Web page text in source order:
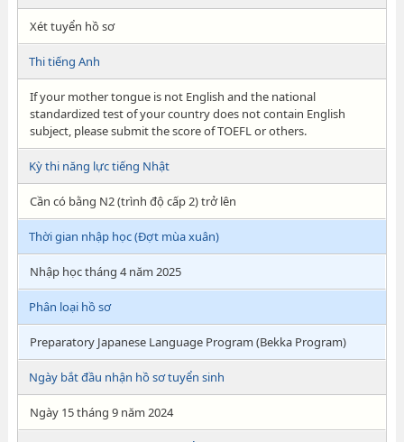
Xét tuyển hồ sơ
Thi tiếng Anh
If your mother tongue is not English and the national
standardized test of your country does not contain English
subject, please submit the score of TOEFL or others.
Kỳ thi năng lực tiếng Nhật
Cần có bằng N2 (trình độ cấp 2) trở lên
Thời gian nhập học (Đợt mùa xuân)
Nhập học tháng 4 năm 2025
Phân loại hồ sơ
Preparatory Japanese Language Program (Bekka Program)
Ngày bắt đầu nhận hồ sơ tuyển sinh
Ngày 15 tháng 9 năm 2024